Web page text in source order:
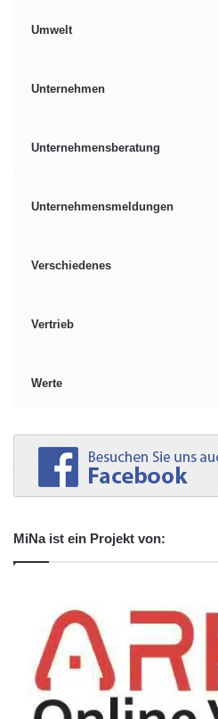
Umwelt
Unternehmen
Unternehmensberatung
Unternehmensmeldungen
Verschiedenes
Vertrieb
Werte
MiNa ist ein Projekt von: